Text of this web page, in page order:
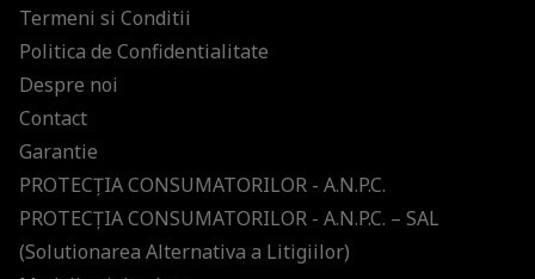
Termeni si Conditii
Politica de Confidentialitate
Despre noi
Contact
Garantie
PROTECŢIA CONSUMATORILOR - A.N.P.C.
PROTECŢIA CONSUMATORILOR - A.N.P.C. – SAL
(Solutionarea Alternativa a Litigiilor)